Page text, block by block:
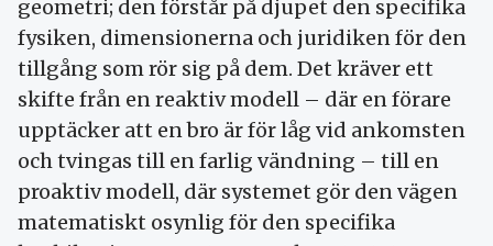
geometri; den förstår på djupet den specifika
fysiken, dimensionerna och juridiken för den
tillgång som rör sig på dem. Det kräver ett
skifte från en reaktiv modell – där en förare
upptäcker att en bro är för låg vid ankomsten
och tvingas till en farlig vändning – till en
proaktiv modell, där systemet gör den vägen
matematiskt osynlig för den specifika